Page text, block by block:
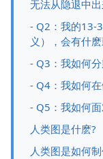
无法从隐退中出
- Q2：我的13-
义），会有什
- Q3：我如何
- Q4：我如何
- Q5：我如何
人类图是什麽?
人类图是如何制